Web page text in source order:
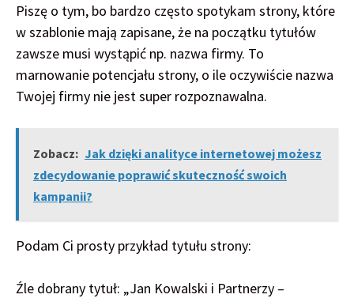
Piszę o tym, bo bardzo często spotykam strony, które
w szablonie mają zapisane, że na początku tytułów
zawsze musi wystąpić np. nazwa firmy. To
marnowanie potencjału strony, o ile oczywiście nazwa
Twojej firmy nie jest super rozpoznawalna.
Zobacz: Jak dzięki analityce internetowej możesz
zdecydowanie poprawić skuteczność swoich
kampanii?
Podam Ci prosty przykład tytułu strony:
Źle dobrany tytuł: „Jan Kowalski i Partnerzy –